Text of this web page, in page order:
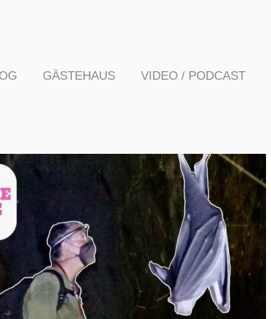
GÄSTEHAUS VIDEO / PODCAST